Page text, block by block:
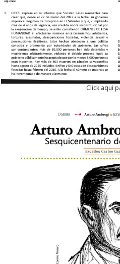
Click aqui